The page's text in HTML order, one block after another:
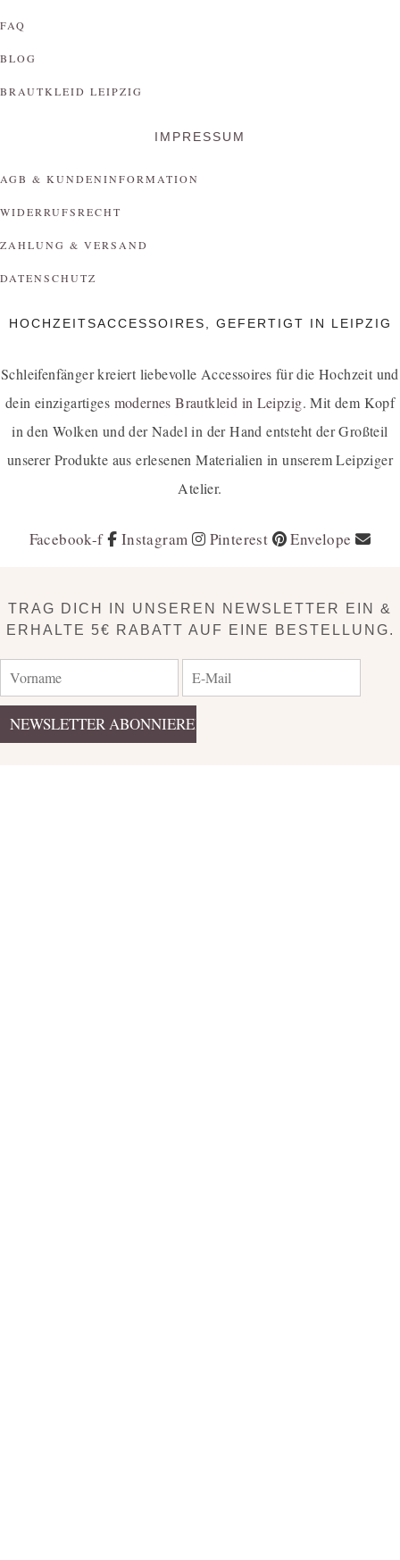
FAQ
BLOG
BRAUTKLEID LEIPZIG
IMPRESSUM
AGB & KUNDENINFORMATION
WIDERRUFSRECHT
ZAHLUNG & VERSAND
DATENSCHUTZ
HOCHZEITSACCESSOIRES, GEFERTIGT IN LEIPZIG
Schleifenfänger kreiert liebevolle Accessoires für die Hochzeit und
dein einzigartiges modernes Brautkleid in Leipzig. Mit dem Kopf
in den Wolken und der Nadel in der Hand entsteht der Großteil
unserer Produkte aus erlesenen Materialien in unserem Leipziger
Atelier.
Facebook-f Instagram Pinterest Envelope
TRAG DICH IN UNSEREN NEWSLETTER EIN &
ERHALTE 5€ RABATT AUF EINE BESTELLUNG.